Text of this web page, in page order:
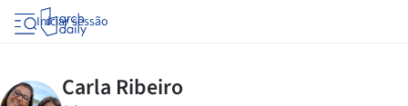
Iniciar sessão